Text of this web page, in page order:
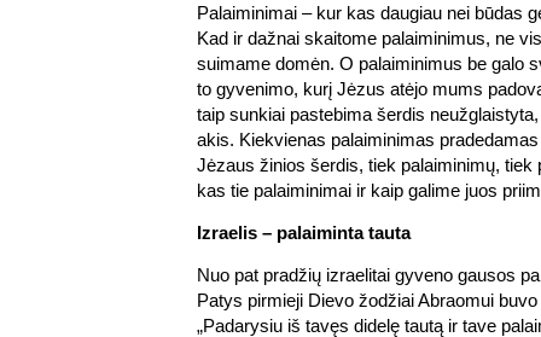
Palaiminimai – kur kas daugiau nei būdas
Kad ir dažnai skaitome palaiminimus, ne
suimame domėn. O palaiminimus be galo
to gyvenimo, kurį Jėzus atėjo mums
taip sunkiai pastebima šerdis
akis. Kiekvienas palaiminimas
Jėzaus žinios šerdis, tiek palaiminimų, tiek
kas tie palaiminimai ir kaip galime juos
Izraelis – palaiminta tauta
Nuo pat pradžių izraelitai gyveno gausos
Patys pirmieji Dievo žodžiai Abraomui
„Padarysiu iš tavęs didelę tautą ir tave